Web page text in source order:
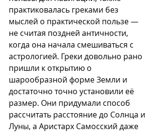
практиковалась греками без
мыслей о практической пользе —
не считая поздней античности,
когда она начала смешиваться с
астрологией. Греки довольно рано
пришли к открытию о
шарообразной форме Земли и
достаточно точно установили её
размер. Они придумали способ
рассчитать расстояние до Солнца и
Луны, а Аристарх Самосский даже